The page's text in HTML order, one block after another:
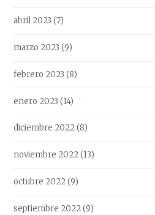
abril 2023 (7)
marzo 2023 (9)
febrero 2023 (8)
enero 2023 (14)
diciembre 2022(8)
noviembre 2022(13)
octubre 2022(9)
septiembre 2022(9)